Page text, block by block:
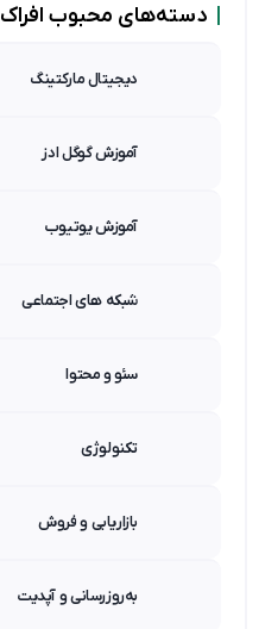
دسته‌های محبوب افراک
دیجیتال مارکتینگ
آموزش گوگل ادز
آموزش یوتیوب
شبکه های اجتماعی
سئو و محتوا
تکنولوژی
بازاریابی و فروش
به‌روزرسانی و آپدیت